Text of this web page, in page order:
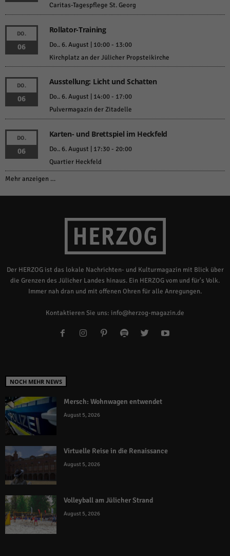
Caritas-Tagespflege St. Georg
DO.
06
Rollator-Training
Do.. 6. August | 10:00- 13:00
Kirchplatz an der Jülicher Propsteikirche
DO.
06
Ausstellung: Licht und Schatten
Do.. 6. August | 14:00- 17:00
Pulvermagazin der Zitadelle
DO.
06
Karten- und Brettspiel im Heckfeld
Do.. 6. August | 17:30- 20:00
Quartier Heckfeld
Mehr anzeigen …
Der HERZOG ist das lokale Nachrichten- und Kulturmagazin mit Blick über
die Grenzen des Jülicher Landes hinaus. Ein HERZOG vom und für's Volk.
Immer nah dran und mit offenen Ohren für alle Anregungen.
Kontaktieren Sie uns: info@herzog-magazin.de
NOCH MEHR NEWS
Mersch: Wohnwagen entwendet
August 5, 2026
Virtuelle Reise in die Renaissance
August 5, 2026
Volleyball am Jülicher Strand
August 5, 2026